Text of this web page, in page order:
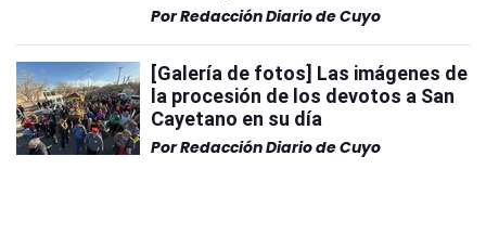
PorRedacción Diario de Cuyo
[Galería de fotos] Las imágenes de
la procesión de los devotos a San
Cayetano en su día
PorRedacción Diario de Cuyo